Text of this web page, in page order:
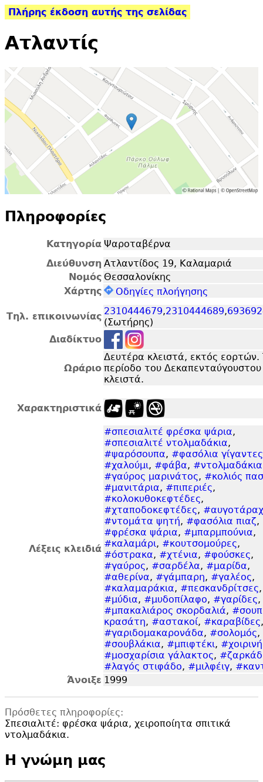
Πλήρης έκδοση αυτής της σελίδας
Ατλαντίς
Πληροφορίες
Κατηγορία Ψαροταβέρνα
Διεύθυνση Ατλαντίδος 19, Καλαμαριά
Νομός Θεσσαλονίκης
Χάρτης
Οδηγίες πλοήγησης
Τηλ. επικοινωνίας 2310444679,2310444689,
(Σωτήρης)
Διαδίκτυο
Ωράριο
Δευτέρα κλειστά, εκτός εορτών.
περίοδο του Δεκαπενταύγουστου
κλειστά.
Χαρακτηριστικά
Λέξεις κλειδιά
#σπεσιαλιτέ φρέσκα ψάρια,
#σπεσιαλιτέ ντολμαδάκια,
#ψαρόσουπα, #φασόλια γίγαντες
#χαλούμι, #φάβα, #ντολμαδάκια
#γαύρος μαρινάτος, #κολιός
#μανιτάρια, #πιπεριές,
#κολοκυθοκεφτέδες,
#χταποδοκεφτέδες,
#ντομάτα ψητή, #φασόλια πιαζ,
#φρέσκα ψάρια, #μπαρμπούνια,
#καλαμάρι, #κουτσομούρες,
#όστρακα, #χτένια, #φούσκες,
#γαύρος, #σαρδέλα, #μαρίδα,
#αθερίνα, #γάμπαρη, #γαλέος,
#καλαμαράκια, #πεσκανδρίτσες,
#μύδια, #μυδοπίλαφο, #γαρίδες,
#μπακαλιάρος σκορδαλιά,
κρασάτη, #αστακοί, #καραβίδες,
#γαριδομακαρονάδα, #σολομός,
#σουβλάκια, #μπιφτέκι, #χοιρινή
#μοσχαρίσια γάλακτος,
#λαγός στιφάδο, #μιλφέιγ,
Άνοιξε 1999
Πρόσθετες πληροφορίες:
Σπεσιαλιτέ: φρέσκα ψάρια, χειροποίητα σπιτικά
ντολμαδάκια.
Η γνώμη μας